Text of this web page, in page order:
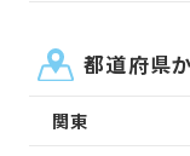
都道府県
関東